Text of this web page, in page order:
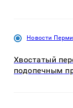
Новости Перми
Хвостатый
подопечным